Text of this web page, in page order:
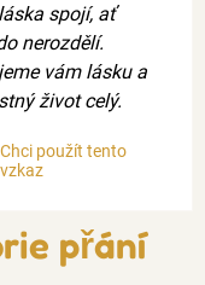
spojí, ať
nerozdělí.
vám lásku a
život celý.
Chci použít tento
vzkaz
přání